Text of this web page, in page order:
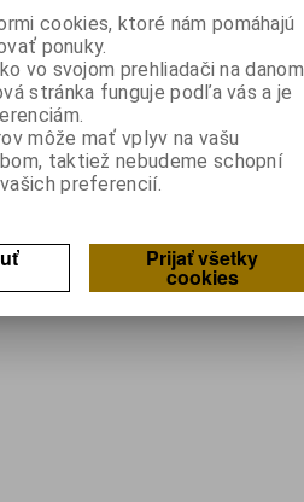
platí pre sklad
kg
TO5; Citlivosť prijímača:35V/W
cookies, ktoré nám pomáhajú
ponuky.
vo svojom prehliadači na danom
stránka funguje podľa vás a je
môže mať vplyv na vašu
taktiež nebudeme schopní
preferencií.
Prijať všetky
cookies